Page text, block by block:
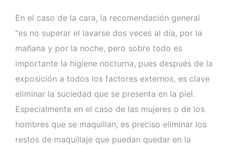
En el caso de la cara, la recomendación general
“es no superar el lavarse dos veces al día, por la
mañana y por la noche, pero sobre todo es
importante la higiene nocturna, pues después de la
exposición a todos los factores externos, es clave
eliminar la suciedad que se presenta en la piel.
Especialmente en el caso de las mujeres o de los
hombres que se maquillan, es preciso eliminar los
restos de maquillaje que puedan quedar en la